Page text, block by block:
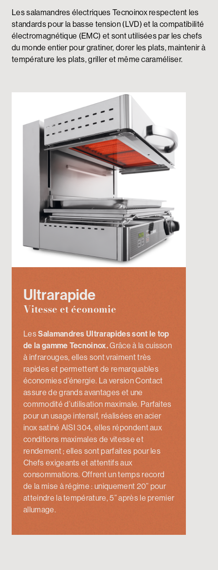
Les salamandres électriques Tecnoinox respectent les
standards pour la basse tension (LVD) et la compatibilité
électromagnétique (EMC) et sont utilisées par les chefs
du monde entier pour gratiner, dorer les plats, maintenir à
température les plats, griller et même caraméliser.
Ultrarapide
Vitesse et économie
LesSalamandres Ultrarapides sont le top
de la gamme Tecnoinox.Grâce à la cuisson
à infrarouges, elles sont vraiment très
rapides et permettent de remarquables
économies d’énergie. La version Contact
assure de grands avantages et une
commodité d’utilisation maximale. Parfaites
pour un usage intensif, réalisées en acier
inox satiné AISI 304, elles répondent aux
conditions maximales de vitesse et
rendement ; elles sont parfaites pour les
Chefs exigeants et attentifs aux
consommations. Offrent un temps record
de la mise à régime : uniquement 20” pour
atteindre la température, 5” après le premier
allumage.